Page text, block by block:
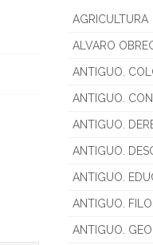
AGRICULTURA
ALVARO
ANTIGUO.
ANTIGUO.
ANTIGUO.
ANTIGUO.
ANTIGUO.
ANTIGUO.
ANTIGUO.